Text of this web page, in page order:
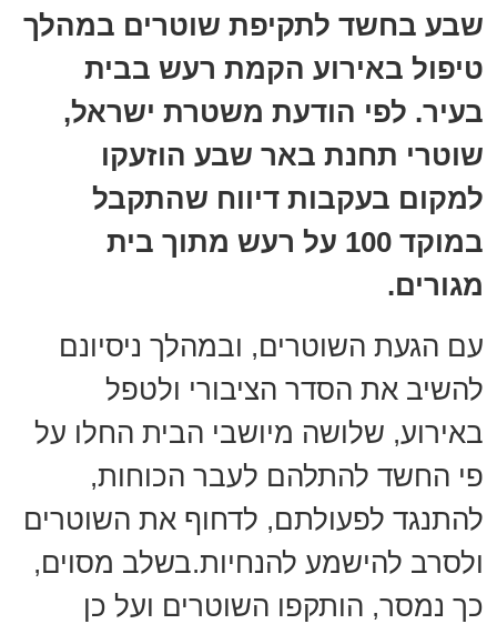
שבע בחשד לתקיפת שוטרים במהלך
טיפול באירוע הקמת רעש בבית
בעיר. לפי הודעת משטרת ישראל,
שוטרי תחנת באר שבע הוזעקו
למקום בעקבות דיווח שהתקבל
במוקד 100 על רעש מתוך בית
מגורים.
עם הגעת השוטרים, ובמהלך ניסיונם
להשיב את הסדר הציבורי ולטפל
באירוע, שלושה מיושבי הבית החלו על
פי החשד להתלהם לעבר הכוחות,
להתנגד לפעולתם, לדחוף את השוטרים
ולסרב להישמע להנחיות.בשלב מסוים,
כך נמסר, הותקפו השוטרים ועל כן